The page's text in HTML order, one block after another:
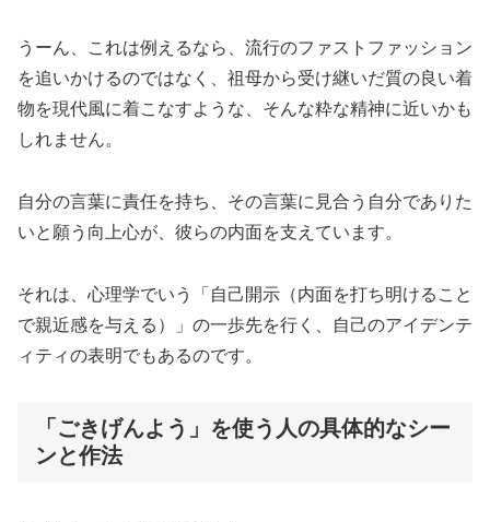
うーん、これは例えるなら、流行のファストファッション
を追いかけるのではなく、祖母から受け継いだ質の良い着
物を現代風に着こなすような、そんな粋な精神に近いかも
しれません。
自分の言葉に責任を持ち、その言葉に見合う自分でありた
いと願う向上心が、彼らの内面を支えています。
それは、心理学でいう「自己開示（内面を打ち明けること
で親近感を与える）」の一歩先を行く、自己のアイデンテ
ィティの表明でもあるのです。
「ごきげんよう」を使う人の具体的なシー
ンと作法